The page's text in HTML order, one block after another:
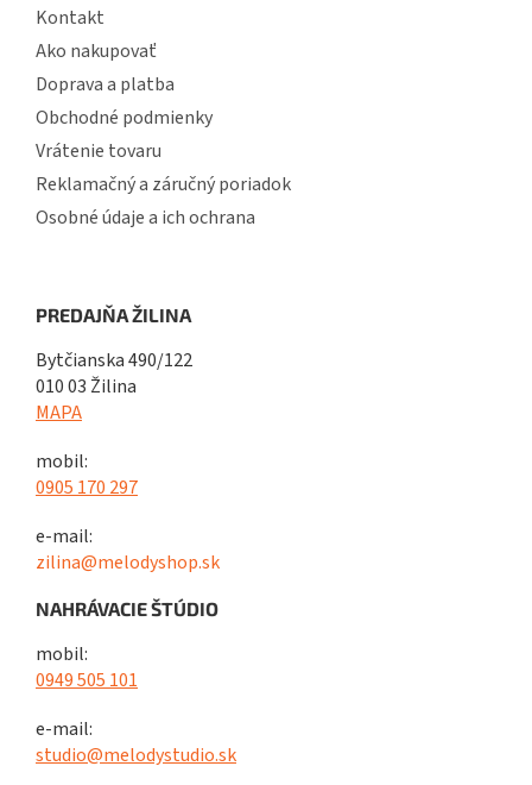
Kontakt
Ako nakupovať
Doprava a platba
Obchodné podmienky
Vrátenie tovaru
Reklamačný a záručný poriadok
Osobné údaje a ich ochrana
PREDAJŇA ŽILINA
Bytčianska 490/122
010 03 Žilina
MAPA
mobil:
0905 170 297
e-mail:
zilina@melodyshop.sk
NAHRÁVACIE ŠTÚDIO
mobil:
0949 505 101
e-mail:
studio@melodystudio.sk